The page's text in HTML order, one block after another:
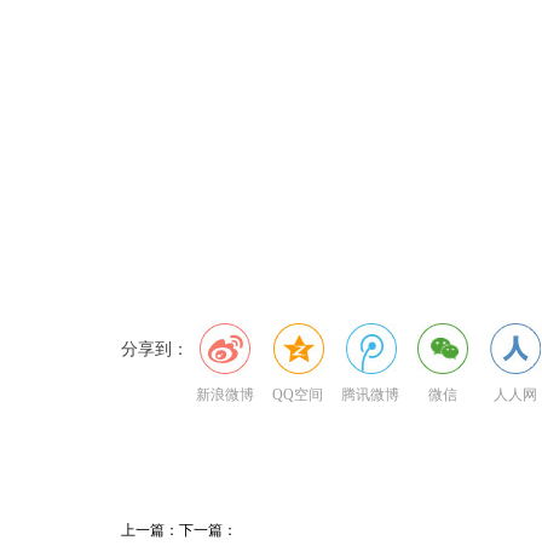
分享到：
新浪微博 QQ空间 腾讯微博 微信 人人网
上一篇： 下一篇：